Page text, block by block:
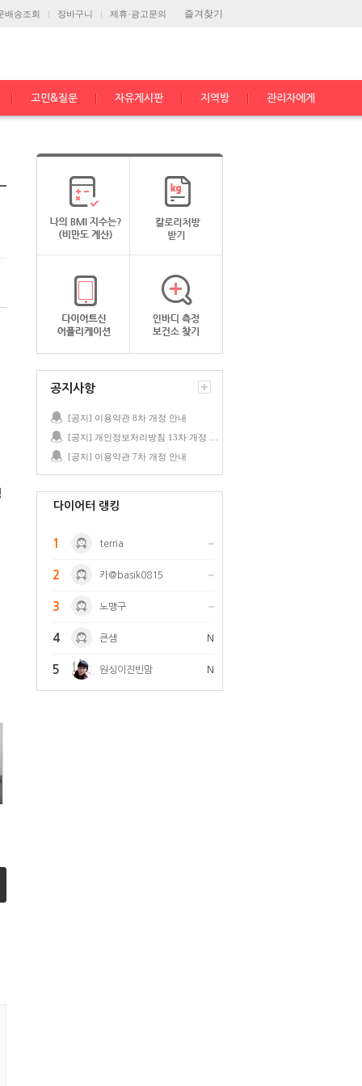
즐겨찾기
배송조회 장바구니 제휴·광고문의
고민&질문 자유게시판 지역방 관리자에게
공지사항
[공지] 이용약관 8차 개정 안내
[공지] 이용약관 7차 개정 안내
다이어터 랭킹
1 terria
2 카@basik0815
3 노맹구
4 큰샘 N
5 원싱이진빈맘 N